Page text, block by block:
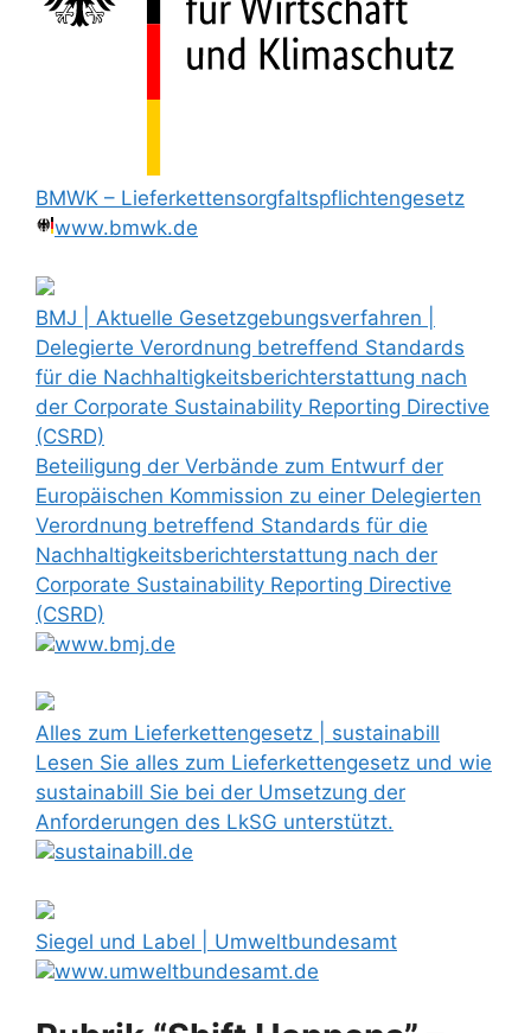
BMWK – Lieferkettensorgfaltspflichtengesetz
www.bmwk.de
BMJ | Aktuelle Gesetzgebungsverfahren |
Delegierte Verordnung betreffend Standards
für die Nachhaltigkeitsberichterstattung nach
der Corporate Sustainability Reporting Directive
(CSRD)
Beteiligung der Verbände zum Entwurf der
Europäischen Kommission zu einer Delegierten
Verordnung betreffend Standards für die
Nachhaltigkeitsberichterstattung nach der
Corporate Sustainability Reporting Directive
(CSRD)
www.bmj.de
Alles zum Lieferkettengesetz | sustainabill
Lesen Sie alles zum Lieferkettengesetz und wie
sustainabill Sie bei der Umsetzung der
Anforderungen des LkSG unterstützt.
sustainabill.de
Siegel und Label | Umweltbundesamt
www.umweltbundesamt.de